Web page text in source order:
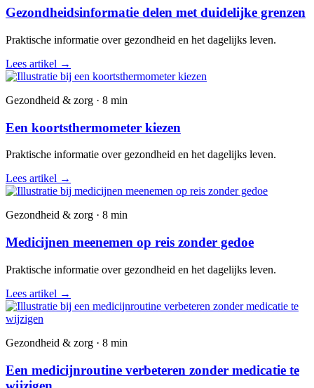
Gezondheidsinformatie delen met duidelijke grenzen
Praktische informatie over gezondheid en het dagelijks leven.
Lees artikel →
Gezondheid & zorg · 8 min
Een koortsthermometer kiezen
Praktische informatie over gezondheid en het dagelijks leven.
Lees artikel →
Gezondheid & zorg · 8 min
Medicijnen meenemen op reis zonder gedoe
Praktische informatie over gezondheid en het dagelijks leven.
Lees artikel →
Gezondheid & zorg · 8 min
Een medicijnroutine verbeteren zonder medicatie te